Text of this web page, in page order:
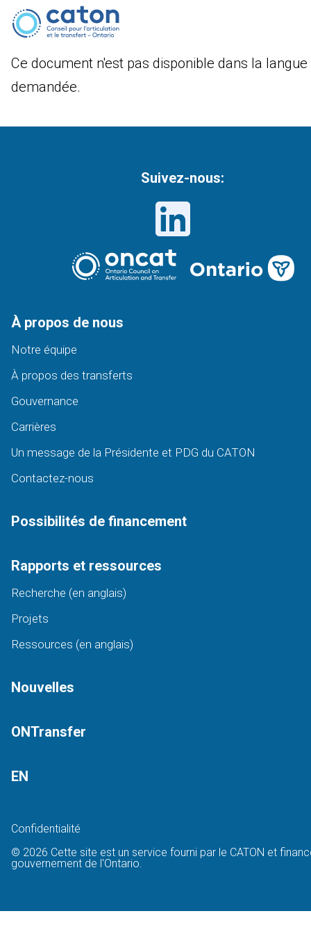
Ce document n'est pas disponible dans la langue
demandée.
Suivez-nous:
À propos de nous
Notre équipe
À propos des transferts
Gouvernance
Carrières
Un message de la Présidente et PDG du CATON
Contactez-nous
Possibilités de financement
Rapports et ressources
Recherche (en anglais)
Projets
Ressources (en anglais)
Nouvelles
ONTransfer
EN
Confidentialité
© 2026 Cette site est un service fourni par le CATON et
gouvernement de l'Ontario.